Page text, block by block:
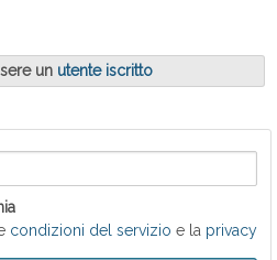
un utente iscritto
condizioni del servizio e la privacy